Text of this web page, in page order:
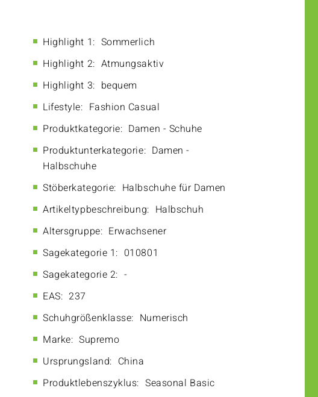
Highlight 1: Sommerlich
Highlight 2: Atmungsaktiv
Highlight 3: bequem
Lifestyle: Fashion Casual
Produktkategorie: Damen - Schuhe
Produktunterkategorie: Damen -
Halbschuhe
Stöberkategorie: Halbschuhe für Damen
Artikeltypbeschreibung: Halbschuh
Altersgruppe: Erwachsener
Sagekategorie 1: 010801
Sagekategorie 2: -
EAS: 237
Schuhgrößenklasse: Numerisch
Marke: Supremo
Ursprungsland: China
Produktlebenszyklus: Seasonal Basic